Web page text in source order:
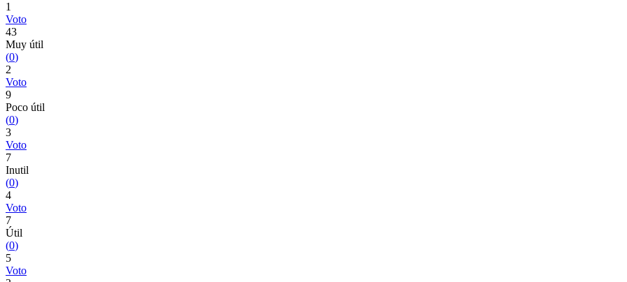
1
Voto
43
Muy útil
(0)
2
Voto
9
Poco útil
(0)
3
Voto
7
Inutil
(0)
4
Voto
7
Útil
(0)
5
Voto